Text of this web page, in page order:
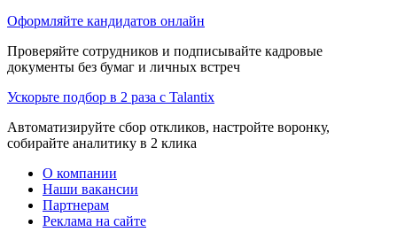
Оформляйте кандидатов онлайн
Проверяйте сотрудников и подписывайте кадровые
документы без бумаг и личных встреч
Ускорьте подбор в 2 раза с Talantix
Автоматизируйте сбор откликов, настройте воронку,
собирайте аналитику в 2 клика
О компании
Наши вакансии
Партнерам
Реклама на сайте